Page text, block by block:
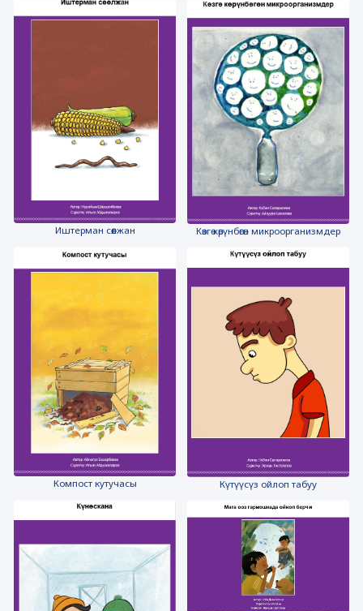
Иштерман сөөлжан Көзгө көрүнбөгөн микроорганизмдер
Компост кутучасы Күтүүсүз ойлоп табуу